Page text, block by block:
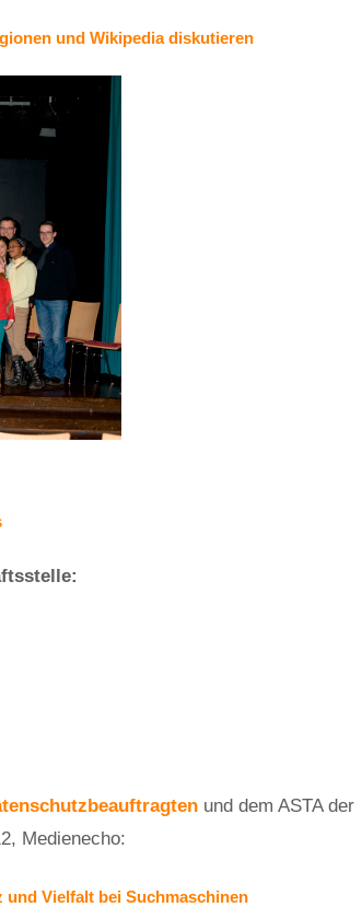
und Wikipedia diskutieren
und dem ASTA der
Medienecho:
Vielfalt bei Suchmaschinen